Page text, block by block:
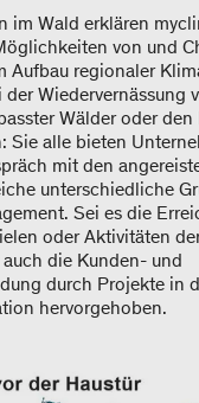
im Wald erklären
von und
Aufbau regionaler
Wiedervernässung
Wälder oder den
Sie alle bieten
mit den
unterschiedliche
Sei es die
oder Aktivitäten
die Kunden- und
durch Projekte in
hervorgehoben.